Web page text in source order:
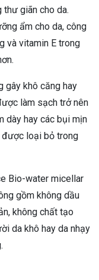
thư giãn cho da.
ẩm cho da, công
và vitamin E trong
gây khô căng hay
làm sạch trở nên
dày hay các bụi mịn
loại bỏ trong
Bio-water micellar
gồm không dầu
không chất tạo
da khô hay da nhạy